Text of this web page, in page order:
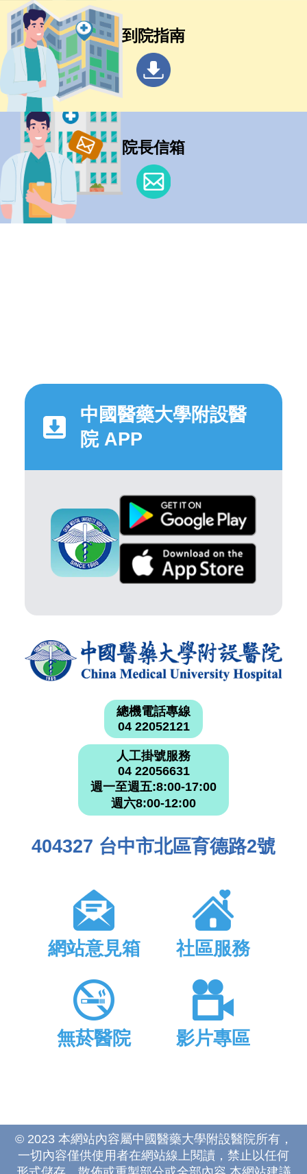
到院指南
院長信箱
中國醫藥大學附設醫
院 APP
總機電話專線
04 22052121
人工掛號服務
04 22056631
週一至週五:8:00-17:00
週六8:00-12:00
404327 台中市北區育德路2號
網站意見箱 社區服務
無菸醫院 影片專區
© 2023 本網站內容屬中國醫藥大學附設醫院所有，
一切內容僅供使用者在網站線上閱讀，禁止以任何